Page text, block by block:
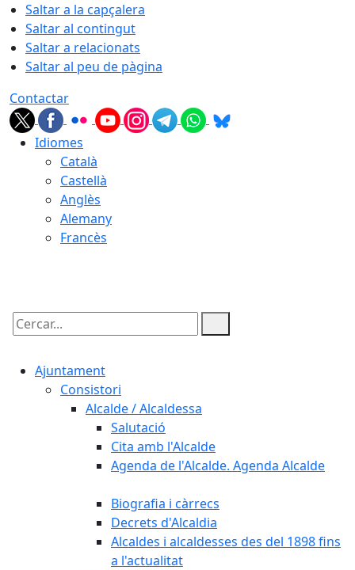
Saltar a la capçalera
Saltar al contingut
Saltar a relacionats
Saltar al peu de pàgina
Contactar
Idiomes
Català
Castellà
Anglès
Alemany
Francès
Cercar:
Ajuntament
Consistori
Alcalde / Alcaldessa
Salutació
Cita amb l'Alcalde
Agenda de l'Alcalde. Agenda Alcalde
Biografia i càrrecs
Decrets d'Alcaldia
Alcaldes i alcaldesses des del 1898 fins
a l'actualitat